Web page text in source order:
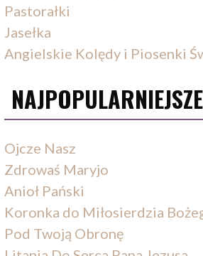
Pastorałki
Jasełka
Angielskie Kolędy i Piosenki
Ojcze Nasz
Zdrowaś Maryjo
Anioł Pański
Koronka do Miłosierdzia
Pod Twoją Obronę